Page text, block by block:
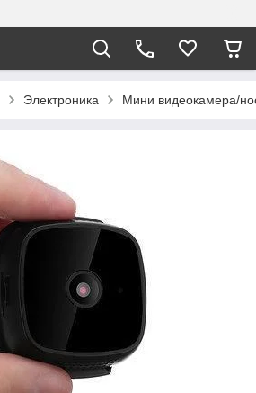
Электроника Мини видеокамера/